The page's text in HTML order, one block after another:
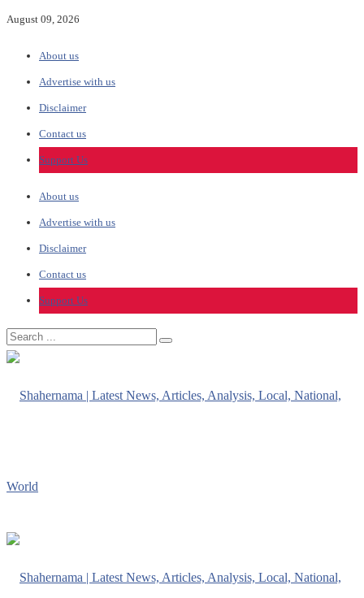
August 09, 2026
About us
Advertise with us
Disclaimer
Contact us
Support Us
About us
Advertise with us
Disclaimer
Contact us
Support Us